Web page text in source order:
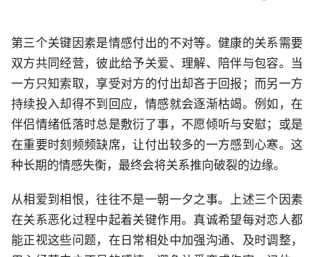
第三个关键因素是情感付出的不对等。健康的关系需要
双方共同经营，彼此给予关爱、理解、陪伴与包容。当
一方只知索取，享受对方的付出却吝于回报；而另一方
持续投入却得不到回应，情感就会逐渐枯竭。例如，在
伴侣情绪低落时总是敷衍了事，不愿倾听与安慰；或是
在重要时刻频频缺席，让付出较多的一方感到心寒。这
种长期的情感失衡，最终会将关系推向破裂的边缘。
从相爱到相恨，往往不是一朝一夕之事。上述三个因素
在关系恶化过程中起着关键作用。真诚希望每对恋人都
能正视这些问题，在日常相处中加强沟通、及时调整，